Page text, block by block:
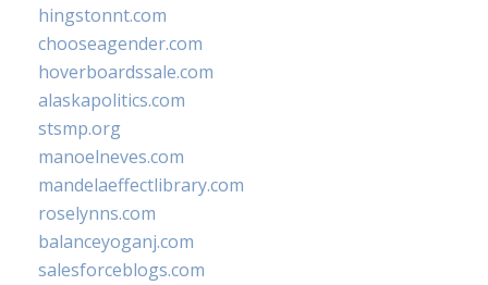
hingstonnt.com
chooseagender.com
hoverboardssale.com
alaskapolitics.com
stsmp.org
manoelneves.com
mandelaeffectlibrary.com
roselynns.com
balanceyoganj.com
salesforceblogs.com